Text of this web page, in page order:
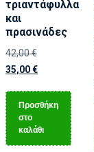
τριαντάφυλλα
και
πρασινάδες
42,00€
35,00€
Προσθήκη
στο
καλάθι